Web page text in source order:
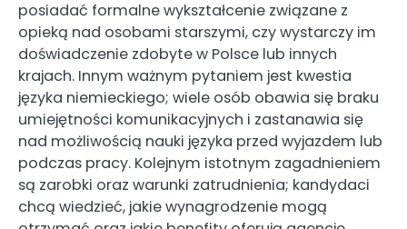
posiadać formalne wykształcenie związane z
opieką nad osobami starszymi, czy wystarczy im
doświadczenie zdobyte w Polsce lub innych
krajach. Innym ważnym pytaniem jest kwestia
języka niemieckiego; wiele osób obawia się braku
umiejętności komunikacyjnych i zastanawia się
nad możliwością nauki języka przed wyjazdem lub
podczas pracy. Kolejnym istotnym zagadnieniem
są zarobki oraz warunki zatrudnienia; kandydaci
chcą wiedzieć, jakie wynagrodzenie mogą